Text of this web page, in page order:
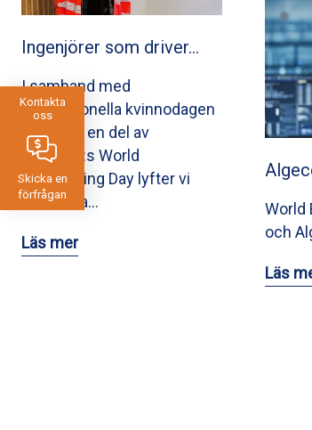
Kontakta
oss
Skicka en
förfrågan
Ingenjörer som driver…
I samband med
Internationella kvinnodagen
och som en del av
UNESCO:s World
Engineering Day lyfter vi
fram våra…
Läs mer
World
och
Läs